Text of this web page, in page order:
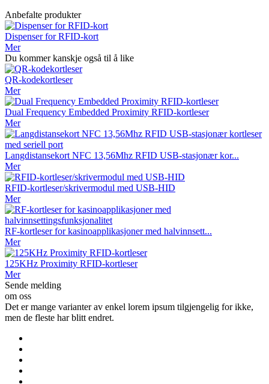
Anbefalte produkter
Dispenser for RFID-kort
Mer
Du kommer kanskje også til å like
QR-kodekortleser
Mer
Dual Frequency Embedded Proximity RFID-kortleser
Mer
Langdistansekort NFC 13,56Mhz RFID USB-stasjonær kor...
Mer
RFID-kortleser/skrivermodul med USB-HID
Mer
RF-kortleser for kasinoapplikasjoner med halvinnsett...
Mer
125KHz Proximity RFID-kortleser
Mer
Sende melding
om oss
Det er mange varianter av enkel lorem ipsum tilgjengelig for ikke,
men de fleste har blitt endret.